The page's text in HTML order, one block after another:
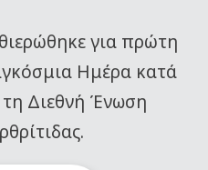
για πρώτη
Ημέρα κατά
τη Διεθνή Ένωση